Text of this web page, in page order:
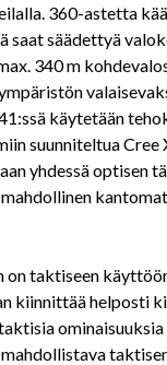
360-astetta
saat säädettyä
340 m
käytetään
suunniteltua Cree
yhdessä optisen
mahdollinen
on taktiseen
kiinnittää helposti